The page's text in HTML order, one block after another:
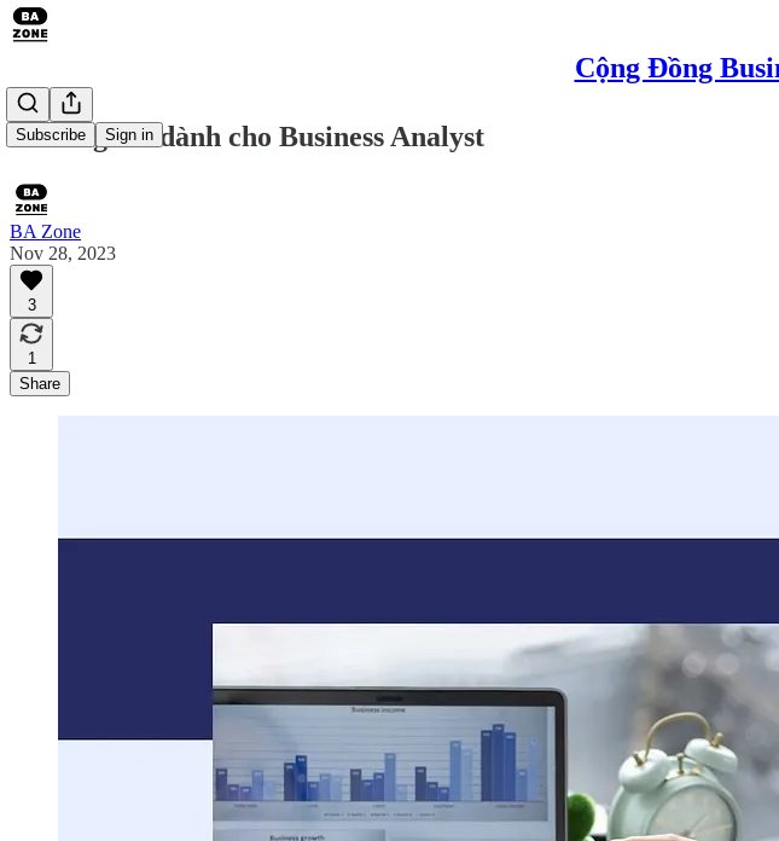
Cộng Đồng
Subscribe Sign in
7 chứng chỉ dành cho Business Analyst
BA Zone
Nov 28, 2023
3
1
Share